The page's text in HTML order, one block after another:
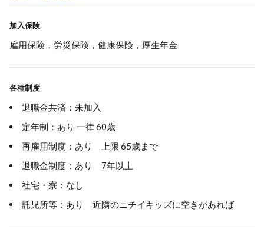
加入保険
雇用保険，労災保険，健康保険，厚生年金
各種制度
退職金共済：未加入
定年制：あり 一律 60歳
再雇用制度：あり 上限 65歳まで
退職金制度：あり 7年以上
社宅・寮：なし
託児所等：あり 近隣のニチイキッズに空きがあれば